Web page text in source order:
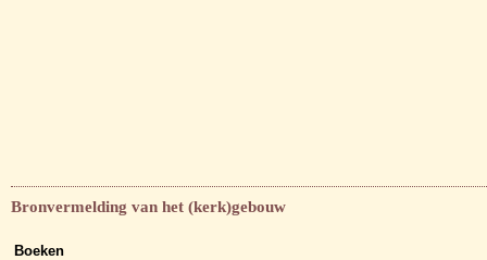
Bronvermelding van het (kerk)gebouw
Boeken